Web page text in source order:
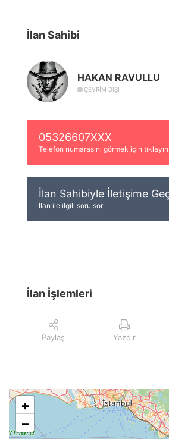
İlan Sahibi
HAKAN RAVULLU
ÇEVRIM DIŞI
05326607XXX
Telefon numarasını görmek için tıklayın
İlan Sahibiyle İletişime
İlan ile ilgili soru sor
İlan İşlemleri
Paylaş Yazdır
+
−